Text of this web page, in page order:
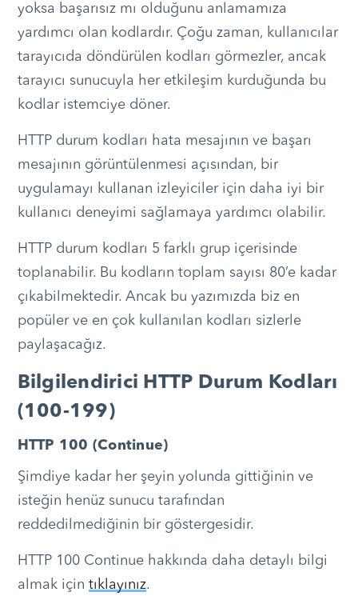
yoksa başarısız mı olduğunu anlamamıza
yardımcı olan kodlardır. Çoğu zaman, kullanıcılar
tarayıcıda döndürülen kodları görmezler, ancak
tarayıcı sunucuyla her etkileşim kurduğunda bu
kodlar istemciye döner.
HTTP durum kodları hata mesajının ve başarı
mesajının görüntülenmesi açısından, bir
uygulamayı kullanan izleyiciler için daha iyi bir
kullanıcı deneyimi sağlamaya yardımcı olabilir.
HTTP durum kodları 5 farklı grup içerisinde
toplanabilir. Bu kodların toplam sayısı 80’e kadar
çıkabilmektedir. Ancak bu yazımızda biz en
popüler ve en çok kullanılan kodları sizlerle
paylaşacağız.
Bilgilendirici HTTP Durum Kodları
(100-199)
HTTP 100 (Continue)
Şimdiye kadar her şeyin yolunda gittiğinin ve
isteğin henüz sunucu tarafından
reddedilmediğinin bir göstergesidir.
HTTP 100 Continue hakkında daha detaylı bilgi
almak için tıklayınız.